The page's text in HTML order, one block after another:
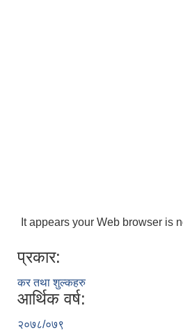
It appears your Web browser is
प्रकार:
कर तथा शुल्कहरु
आर्थिक वर्ष:
२०७८/०७९